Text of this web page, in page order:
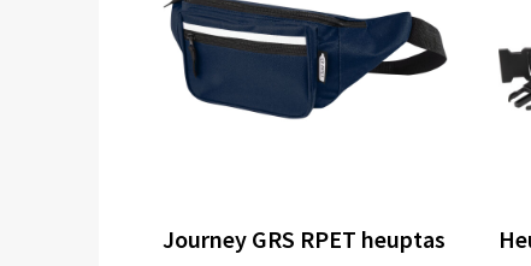
Journey GRS RPET heuptas